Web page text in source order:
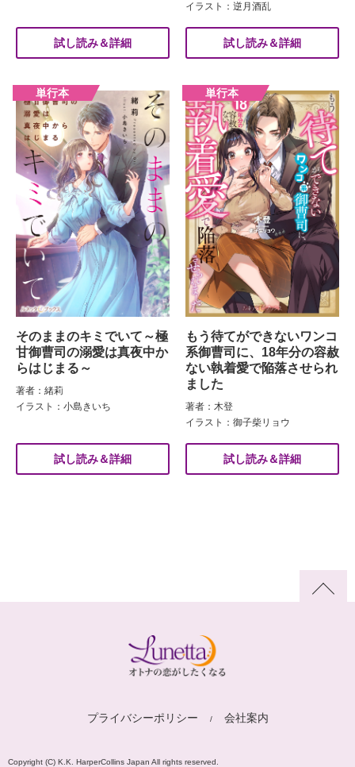
試し読み＆詳細
イラスト：逆月酒乱
試し読み＆詳細
そのままのキミでいて～極
甘御曹司の溺愛は真夜中か
らはじまる～
著者：緒莉
イラスト：小島きいち
試し読み＆詳細
もう待てができないワンコ
系御曹司に、18年分の容赦
ない執着愛で陥落させられ
ました
著者：木登
イラスト：御子柴リョウ
試し読み＆詳細
プライバシーポリシー 会社案内
Copyright (C) K.K. HarperCollins Japan All rights reserved.